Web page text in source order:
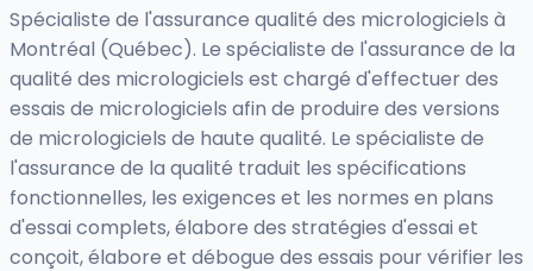
Spécialiste de l'assurance qualité des micrologiciels à
Montréal (Québec). Le spécialiste de l'assurance de la
qualité des micrologiciels est chargé d'effectuer des
essais de micrologiciels afin de produire des versions
de micrologiciels de haute qualité. Le spécialiste de
l'assurance de la qualité traduit les spécifications
fonctionnelles, les exigences et les normes en plans
d'essai complets, élabore des stratégies d'essai et
conçoit, élabore et débogue des essais pour vérifier les